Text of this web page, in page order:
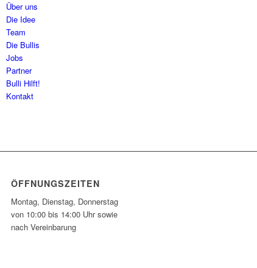
Über uns
Die Idee
Team
Die Bullis
Jobs
Partner
Bulli Hilft!
Kontakt
ÖFFNUNGSZEITEN
Montag, Dienstag, Donnerstag
von 10:00 bis 14:00 Uhr sowie
nach Vereinbarung